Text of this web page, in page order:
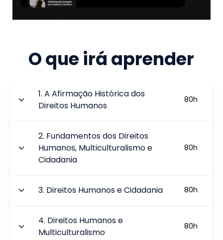
O que irá aprender
1.A Afirmação Histórica dos
Direitos Humanos
80h
2. Fundamentos dos Direitos
Humanos, Multiculturalismo e
Cidadania
80h
3. Direitos Humanos e Cidadania 80h
4. Direitos Humanos e
Multiculturalismo
80h